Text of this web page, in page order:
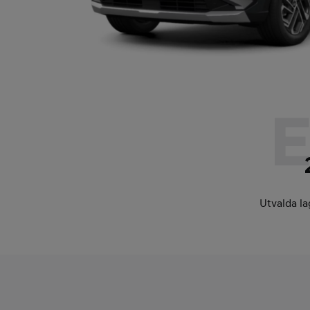
Utvalda